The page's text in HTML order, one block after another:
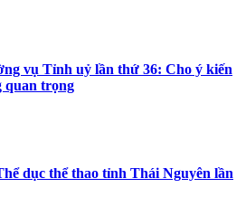
vụ Tỉnh uỷ lần thứ 36: Cho ý kiến
quan trọng
dục thể thao tỉnh Thái Nguyên lần